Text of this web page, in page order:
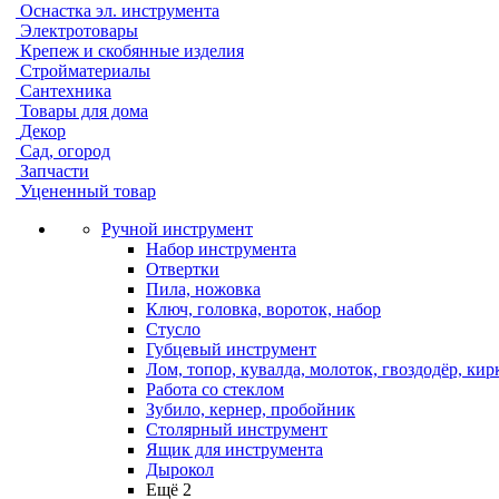
Оснастка эл. инструмента
Электротовары
Крепеж и скобянные изделия
Стройматериалы
Сантехника
Товары для дома
Декор
Сад, огород
Запчасти
Уцененный товар
Ручной инструмент
Набор инструмента
Отвертки
Пила, ножовка
Ключ, головка, вороток, набор
Стусло
Губцевый инструмент
Лом, топор, кувалда, молоток, гвоздодёр,
Работа со стеклом
Зубило, кернер, пробойник
Столярный инструмент
Ящик для инструмента
Дырокол
Ещё 2